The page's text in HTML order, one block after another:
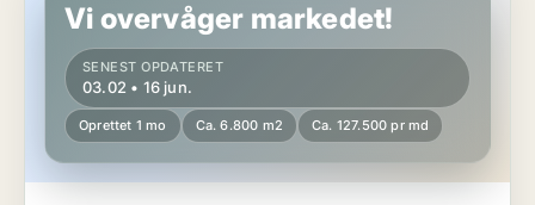
Vi overvåger markedet!
SENEST OPDATERET
03.02 • 16 jun.
Oprettet 1 mo Ca. 6.800 m2 Ca. 127.500 pr md